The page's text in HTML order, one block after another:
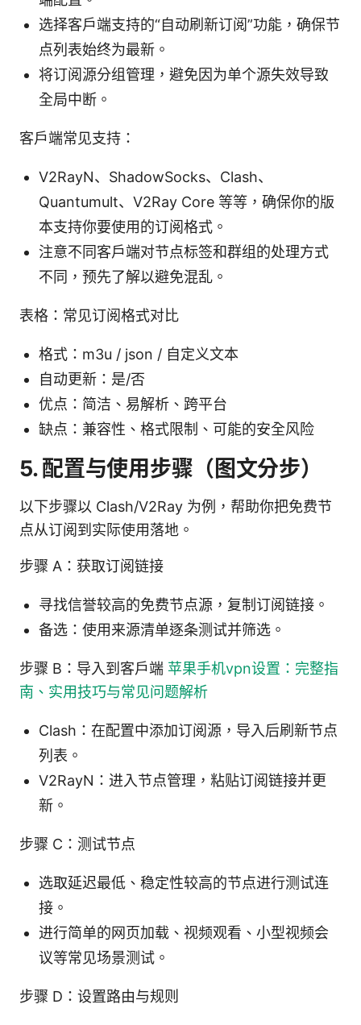
选择客户端支持的“自动刷新订阅”功能，确保节
点列表始终为最新。
将订阅源分组管理，避免因为单个源失效导致
全局中断。
客户端常见支持：
V2RayN、ShadowSocks、Clash、
Quantumult、V2Ray Core 等等，确保你的版
本支持你要使用的订阅格式。
注意不同客户端对节点标签和群组的处理方式
不同，预先了解以避免混乱。
表格：常见订阅格式对比
格式：m3u / json / 自定义文本
自动更新：是/否
优点：简洁、易解析、跨平台
缺点：兼容性、格式限制、可能的安全风险
5. 配置与使用步骤（图文分步）
以下步骤以 Clash/V2Ray 为例，帮助你把免费节
点从订阅到实际使用落地。
步骤 A：获取订阅链接
寻找信誉较高的免费节点源，复制订阅链接。
备选：使用来源清单逐条测试并筛选。
步骤 B：导入到客户端 苹果手机vpn设置：完整指
南、实用技巧与常见问题解析
Clash：在配置中添加订阅源，导入后刷新节点
列表。
V2RayN：进入节点管理，粘贴订阅链接并更
新。
步骤 C：测试节点
选取延迟最低、稳定性较高的节点进行测试连
接。
进行简单的网页加载、视频观看、小型视频会
议等常见场景测试。
步骤 D：设置路由与规则